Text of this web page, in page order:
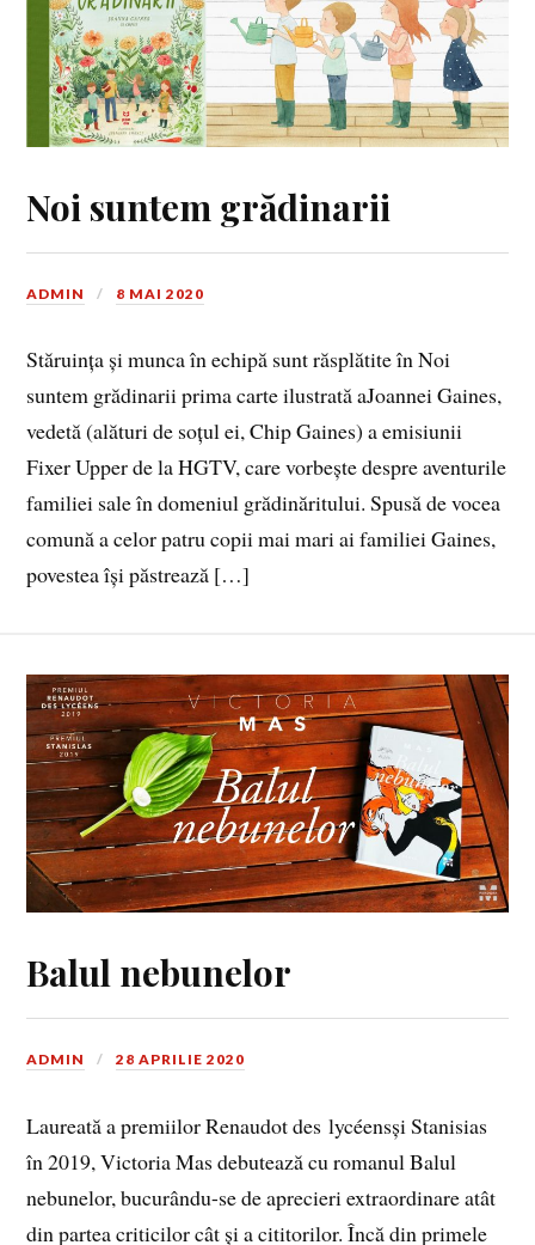
Noi suntem grădinarii
ADMIN 8 MAI 2020
Stăruința și munca în echipă sunt răsplătite în Noi
suntem grădinarii prima carte ilustrată aJoannei Gaines,
vedetă (alături de soțul ei, Chip Gaines) a emisiunii
Fixer Upper de la HGTV, care vorbește despre aventurile
familiei sale în domeniul grădinăritului. Spusă de vocea
comună a celor patru copii mai mari ai familiei Gaines,
povestea își păstrează […]
Balul nebunelor
ADMIN 28 APRILIE 2020
Laureată a premiilor Renaudot des lycéensși Stanisias
în 2019, Victoria Mas debutează cu romanul Balul
nebunelor, bucurându-se de aprecieri extraordinare atât
din partea criticilor cât și a cititorilor. Încă din primele